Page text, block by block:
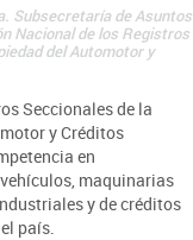
Subsecretaría de Asuntos
Nacional de los Registros
del Automotor y
Seccionales de la
y Créditos
en
maquinarias
y de créditos
país.